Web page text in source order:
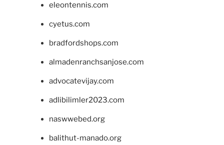
eleontennis.com
cyetus.com
bradfordshops.com
almadenranchsanjose.com
advocatevijay.com
adlibilimler2023.com
naswwebed.org
balithut-manado.org